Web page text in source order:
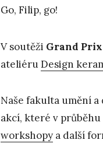
Go, Filip, go!
V soutěži Grand
ateliéruDesign
Naše fakulta umění
akcí, které v
workshopy a další